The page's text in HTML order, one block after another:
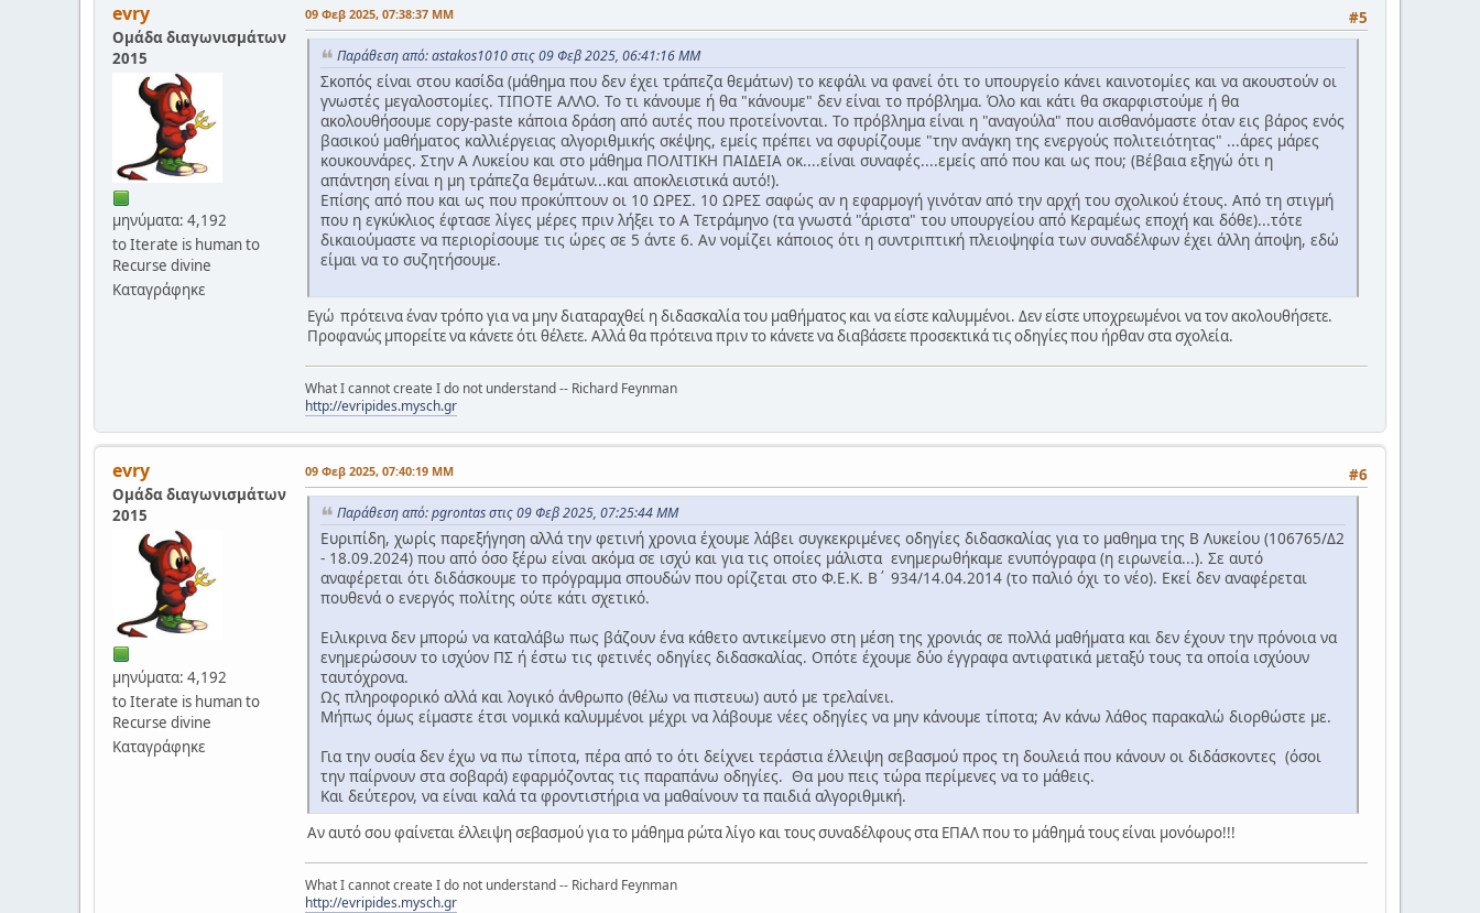
evry
Ομάδα διαγωνισμάτων
2015
μηνύματα: 4,192
to Iterate is human to
Recurse divine
Καταγράφηκε
#5
09 Φεβ 2025, 07:38:37 ΜΜ
Παράθεση από: astakos1010 στις 09 Φεβ 2025, 06:41:16 ΜΜ
Σκοπός είναι στου κασίδα (μάθημα που δεν έχει τράπεζα θεμάτων) το κεφάλι να φανεί ότι το υπουργείο κάνει καινοτομίες και να ακουστούν οι
γνωστές μεγαλοστομίες. ΤΙΠΟΤΕ ΑΛΛΟ. Το τι κάνουμε ή θα "κάνουμε" δεν είναι το πρόβλημα. Όλο και κάτι θα σκαρφιστούμε ή θα
ακολουθήσουμε copy-paste κάποια δράση από αυτές που προτείνονται. Το πρόβλημα είναι η "αναγούλα" που αισθανόμαστε όταν εις βάρος ενός
βασικού μαθήματος καλλιέργειας αλγοριθμικής σκέψης, εμείς πρέπει να σφυρίζουμε "την ανάγκη της ενεργούς πολιτειότητας" ...άρες μάρες
κουκουνάρες. Στην Α Λυκείου και στο μάθημα ΠΟΛΙΤΙΚΗ ΠΑΙΔΕΙΑ οκ....είναι συναφές....εμείς από που και ως που; (Βέβαια εξηγώ ότι η
απάντηση είναι η μη τράπεζα θεμάτων...και αποκλειστικά αυτό!).
Επίσης από που και ως που προκύπτουν οι 10 ΩΡΕΣ. 10 ΩΡΕΣ σαφώς αν η εφαρμογή γινόταν από την αρχή του σχολικού έτους. Από τη στιγμή
που η εγκύκλιος έφτασε λίγες μέρες πριν λήξει το Α Τετράμηνο (τα γνωστά "άριστα" του υπουργείου από Κεραμέως εποχή και δόθε)...τότε
δικαιούμαστε να περιορίσουμε τις ώρες σε 5 άντε 6. Αν νομίζει κάποιος ότι η συντριπτική πλειοψηφία των συναδέλφων έχει άλλη άποψη, εδώ
είμαι να το συζητήσουμε.
Εγώ πρότεινα έναν τρόπο για να μην διαταραχθεί η διδασκαλία του μαθήματος και να είστε καλυμμένοι. Δεν είστε υποχρεωμένοι να τον ακολουθήσετε.
Προφανώς μπορείτε να κάνετε ότι θέλετε. Αλλά θα πρότεινα πριν το κάνετε να διαβάσετε προσεκτικά τις οδηγίες που ήρθαν στα σχολεία.
What I cannot create I do not understand -- Richard Feynman
http://evripides.mysch.gr
evry
Ομάδα διαγωνισμάτων
2015
μηνύματα: 4,192
to Iterate is human to
Recurse divine
Καταγράφηκε
#6
09 Φεβ 2025, 07:40:19 ΜΜ
Παράθεση από: pgrontas στις 09 Φεβ 2025, 07:25:44 ΜΜ
Ευριπίδη, χωρίς παρεξήγηση αλλά την φετινή χρονια έχουμε λάβει συγκεκριμένες οδηγίες διδασκαλίας για το μαθημα της Β Λυκείου (106765/Δ2
- 18.09.2024) που από όσο ξέρω είναι ακόμα σε ισχύ και για τις οποίες μάλιστα ενημερωθήκαμε ενυπόγραφα (η ειρωνεία...). Σε αυτό
αναφέρεται ότι διδάσκουμε το πρόγραμμα σπουδών που ορίζεται στο Φ.Ε.Κ. Β΄ 934/14.04.2014 (το παλιό όχι το νέο). Εκεί δεν αναφέρεται
πουθενά ο ενεργός πολίτης ούτε κάτι σχετικό.
Ειλικρινα δεν μπορώ να καταλάβω πως βάζουν ένα κάθετο αντικείμενο στη μέση της χρονιάς σε πολλά μαθήματα και δεν έχουν την πρόνοια να
ενημερώσουν το ισχύον ΠΣ ή έστω τις φετινές οδηγίες διδασκαλίας. Οπότε έχουμε δύο έγγραφα αντιφατικά μεταξύ τους τα οποία ισχύουν
ταυτόχρονα.
Ως πληροφορικό αλλά και λογικό άνθρωπο (θέλω να πιστευω) αυτό με τρελαίνει.
Μήπως όμως είμαστε έτσι νομικά καλυμμένοι μέχρι να λάβουμε νέες οδηγίες να μην κάνουμε τίποτα; Αν κάνω λάθος παρακαλώ διορθώστε με.
Για την ουσία δεν έχω να πω τίποτα, πέρα από το ότι δείχνει τεράστια έλλειψη σεβασμού προς τη δουλειά που κάνουν οι διδάσκοντες (όσοι
την παίρνουν στα σοβαρά) εφαρμόζοντας τις παραπάνω οδηγίες. Θα μου πεις τώρα περίμενες να το μάθεις.
Και δεύτερον, να είναι καλά τα φροντιστήρια να μαθαίνουν τα παιδιά αλγοριθμική.
Αν αυτό σου φαίνεται έλλειψη σεβασμού για το μάθημα ρώτα λίγο και τους συναδέλφους στα ΕΠΑΛ που το μάθημά τους είναι μονόωρο!!!
What I cannot create I do not understand -- Richard Feynman
http://evripides.mysch.gr